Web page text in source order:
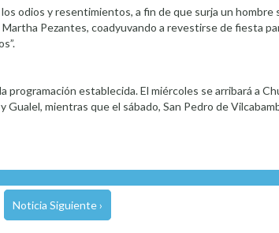
odios y resentimientos, a fin de que surja un hombre
Pezantes, coadyuvando a revestirse de fiesta
establecida. El miércoles se arribará a
mientras que el sábado, San Pedro de
Noticia Siguiente ›